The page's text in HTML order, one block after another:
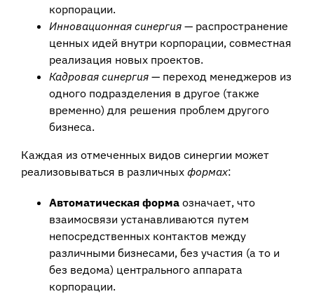
корпорации.
Инновационная синергия — распространение
ценных идей внутри корпорации, совместная
реализация новых проектов.
Кадровая синергия — переход менеджеров из
одного подразделения в другое (также
временно) для решения проблем другого
бизнеса.
Каждая из отмеченных видов синергии может
реализовываться в различных формах:
Автоматическая форма означает, что
взаимосвязи устанавливаются путем
непосредственных контактов между
различными бизнесами, без участия (а то и
без ведома) центрального аппарата
корпорации.